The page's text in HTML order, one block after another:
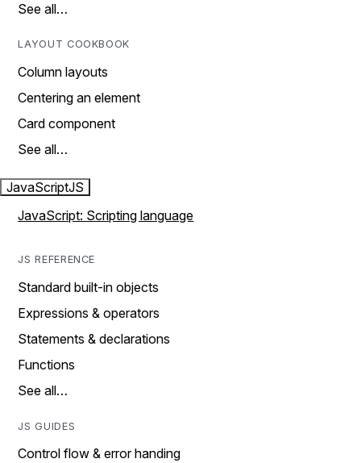
See all…
LAYOUT COOKBOOK
Column layouts
Centering an element
Card component
See all…
JavaScriptJS
JavaScript: Scripting language
JS REFERENCE
Standard built-in objects
Expressions & operators
Statements & declarations
Functions
See all…
JS GUIDES
Control flow & error handing